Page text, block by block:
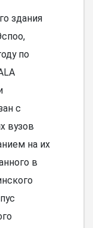
здания
по
с
вузов
на их
в